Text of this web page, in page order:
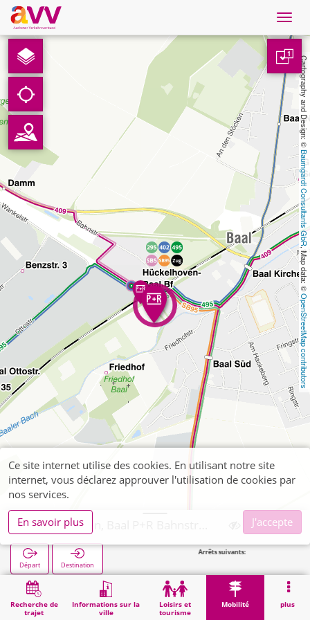
French
Téléchargements
Contact
Protection des données
Mentions légales
AVV
Cartography and Design: ©
Baumgardt Consultants GbR
, Map data: ©
OpenStreetMap contributors
1
Recherche de
trajet
Informations sur la
ville
Loisirs et
tourisme
Mobilité plus
Départ Destination
Arrêts suivants:
Démarrage Hückelhoven, Baal P+R Bahnstraße
Ce site internet utilise des cookies. En utilisant notre site
internet, vous déclarez approuver l'utilisation de cookies par
nos services.
En savoir plus
J'accepte